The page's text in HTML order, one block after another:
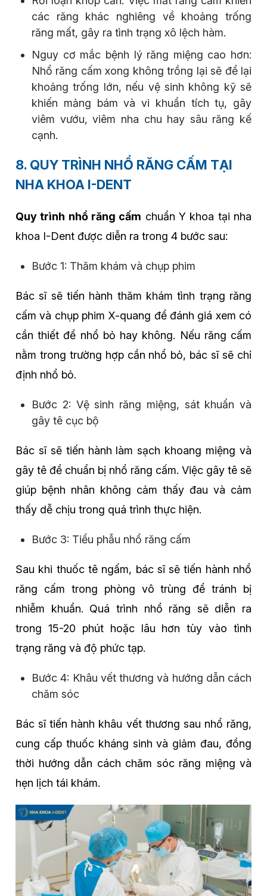
các răng khác nghiêng về khoảng trống
răng mất, gây ra tình trạng xô lệch hàm.
Nguy cơ mắc bệnh lý răng miệng cao hơn:
Nhổ răng cấm xong không trồng lại sẽ để lại
khoảng trống lớn, nếu vệ sinh không kỹ sẽ
khiến mảng bám và vi khuẩn tích tụ, gây
viêm vướu, viêm nha chu hay sâu răng kế
cạnh.
8. QUY TRÌNH NHỔ RĂNG CẤM TẠI
NHA KHOA I-DENT
Quy trình nhổ răng cấm chuẩn Y khoa tại nha
khoa I-Dent được diễn ra trong 4 bước sau:
Bước 1: Thăm khám và chụp phim
Bác sĩ sẽ tiến hành thăm khám tình trạng răng
cấm và chụp phim X-quang để đánh giá xem có
cần thiết để nhổ bỏ hay không. Nếu răng cấm
nằm trong trường hợp cần nhổ bỏ, bác sĩ sẽ chỉ
định nhổ bỏ.
Bước 2: Vệ sinh răng miệng, sát khuẩn và
gây tê cục bộ
Bác sĩ sẽ tiến hành làm sạch khoang miệng và
gây tê để chuẩn bị nhổ răng cấm. Việc gây tê sẽ
giúp bệnh nhân không cảm thấy đau và cảm
thấy dễ chịu trong quá trình thực hiện.
Bước 3: Tiểu phẫu nhổ răng cấm
Sau khi thuốc tê ngấm, bác sĩ sẽ tiến hành nhổ
răng cấm trong phòng vô trùng để tránh bị
nhiễm khuẩn. Quá trình nhổ răng sẽ diễn ra
trong 15-20 phút hoặc lâu hơn tùy vào tình
trạng răng và độ phức tạp.
Bước 4: Khâu vết thương và hướng dẫn cách
chăm sóc
Bác sĩ tiến hành khâu vết thương sau nhổ răng,
cung cấp thuốc kháng sinh và giảm đau, đồng
thời hướng dẫn cách chăm sóc răng miệng và
hẹn lịch tái khám.